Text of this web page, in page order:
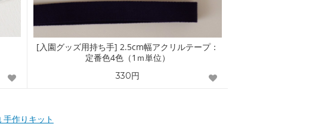
[入園グッズ用持ち手] 2.5cm幅アクリルテープ：
定番色4色（1ｍ単位）
330円
手作りキット